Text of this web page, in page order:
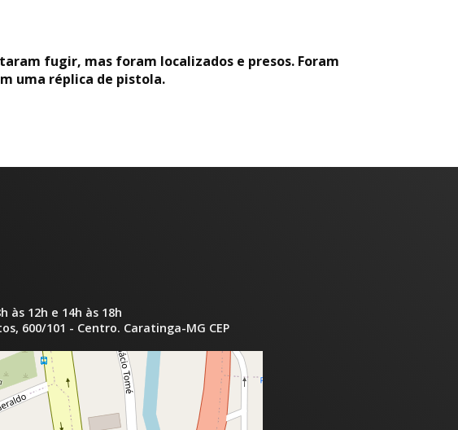
fugir, mas foram localizados e presos. Foram
uma réplica de pistola.
às 12h e 14h às 18h
600/101 - Centro. Caratinga-MG CEP